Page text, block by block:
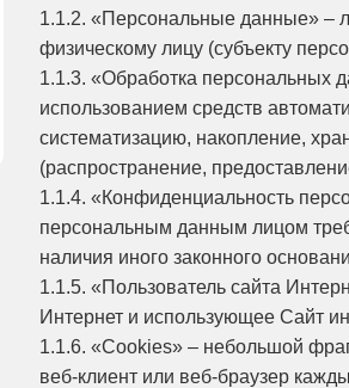
1.1.2. «Персональные данные» –
физическому лицу (субъекту
1.1.3. «Обработка персональных
использованием средств
систематизацию, накопление,
(распространение,
1.1.4. «Конфиденциальность
персональным данным лицом
наличия иного законного
1.1.5. «Пользователь сайта
Интернет и использующее Сайт
1.1.6. «Cookies» – небольшой
веб-клиент или веб-браузер